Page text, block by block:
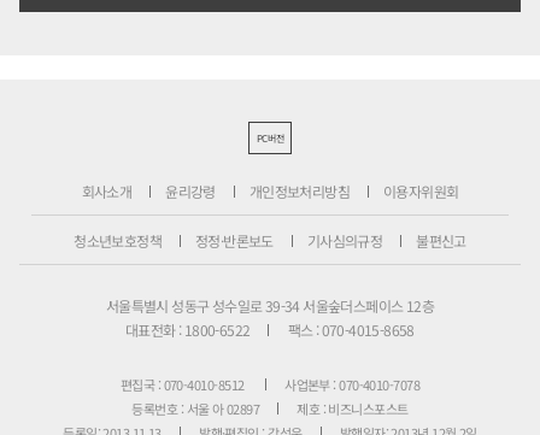
PC버전
회사소개 윤리강령 개인정보처리방침 이용자위원회
청소년보호정책 정정·반론보도 기사심의규정 불편신고
서울특별시 성동구 성수일로 39-34 서울숲더스페이스 12층
대표전화 : 1800-6522
팩스 : 070-4015-8658
편집국 : 070-4010-8512
사업본부 : 070-4010-7078
등록번호 : 서울 아 02897
제호 : 비즈니스포스트